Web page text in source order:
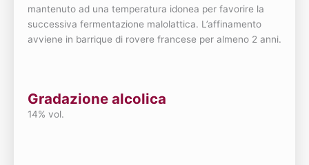
mantenuto ad una temperatura idonea per favorire la
successiva fermentazione malolattica. L’affinamento
avviene in barrique di rovere francese per almeno 2 anni.
Gradazione alcolica
14% vol.